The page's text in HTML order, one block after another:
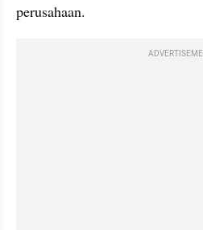
perusahaan.